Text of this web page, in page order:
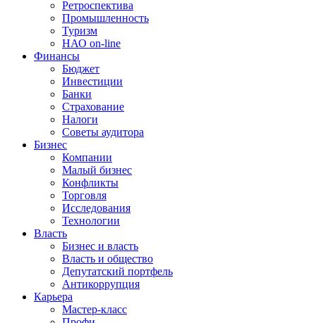
Ретроспектива
Промышленность
Туризм
НАО on-line
Финансы
Бюджет
Инвестиции
Банки
Страхование
Налоги
Советы аудитора
Бизнес
Компании
Малый бизнес
Конфликты
Торговля
Исследования
Технологии
Власть
Бизнес и власть
Власть и общество
Депутатский портфель
Антикоррупция
Карьера
Мастер-класс